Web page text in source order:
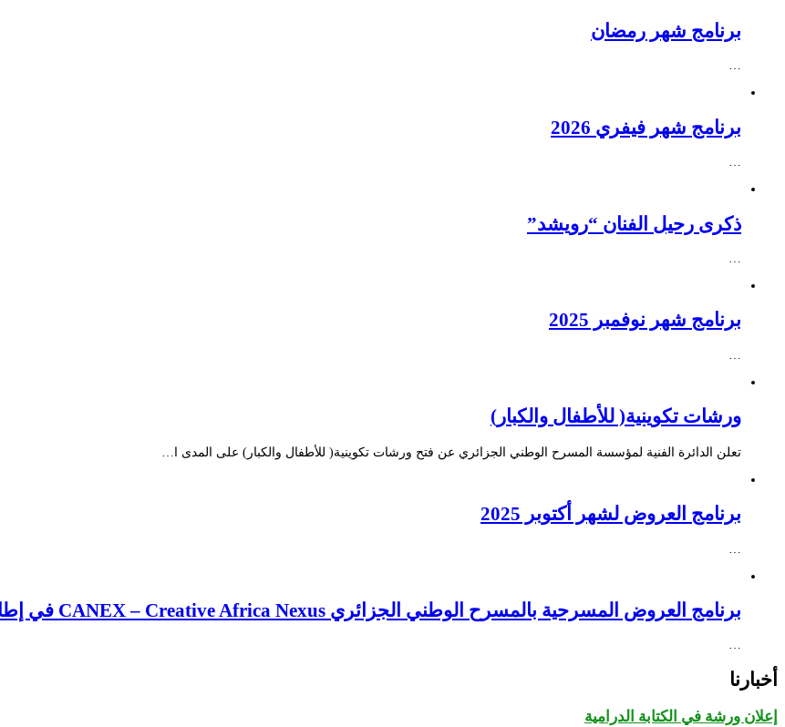
برنامج شهر رمضان
…
برنامج شهر فيفري 2026
…
ذكرى رحيل الفنان “رويشد”
…
برنامج شهر نوفمبر 2025
ورشات تكوينية( للأطفال والكبار)
تعلن الدائرة الفنية لمؤسسة المسرح الوطني الجزائري عن فتح ورشات تكوينية( للأطفال والكبار) على المدى ا…
برنامج العروض لشهر أكتوبر 2025
برنامج العروض المسرحية بالمسرح الوطني الجزائري CANEX – Creative Africa Nexus في إطار
…
أخبارنا
إعلان ورشة في الكتابة الدرامية